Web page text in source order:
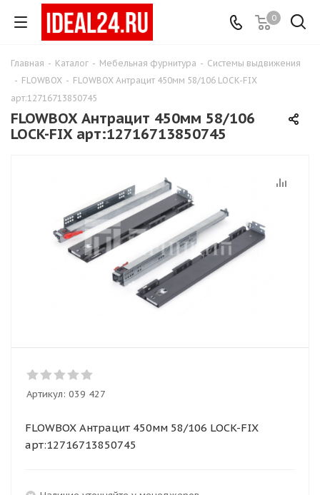
0
Главная - Каталог - Мебельная фурнитура - Системы выдвижения
- FLOWBOX - FLOWBOX Антрацит 450мм 58/106 LOCK-FIX
арт:12716713850745
FLOWBOX Антрацит 450мм 58/106
LOCK-FIX арт:12716713850745
Артикул: 039 427
FLOWBOX Антрацит 450мм 58/106 LOCK-FIX
арт:12716713850745